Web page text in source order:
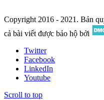
Copyright 2016 - 2021. Bản
cả bài viết được bảo hộ bởi
Twitter
Facebook
LinkedIn
Youtube
Scroll to top